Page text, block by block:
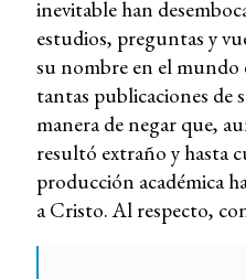
inevitable han
estudios, preguntas y
su nombre en el
tantas publicaciones de
manera de negar que,
resultó extraño y hasta
producción académica
a Cristo. Al respecto,